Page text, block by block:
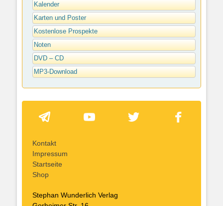
Kalender
Karten und Poster
Kostenlose Prospekte
Noten
DVD – CD
MP3-Download
Kontakt
Impressum
Startseite
Shop
Stephan Wunderlich Verlag